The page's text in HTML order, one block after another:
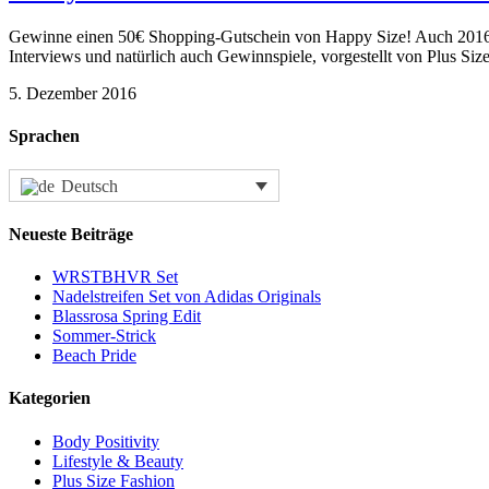
Gewinne einen 50€ Shopping-Gutschein von Happy Size! Auch
Interviews und natürlich auch Gewinnspiele, vorgestellt von Plus
5. Dezember 2016
Sprachen
Deutsch
Neueste Beiträge
WRSTBHVR Set
Nadelstreifen Set von Adidas Originals
Blassrosa Spring Edit
Sommer-Strick
Beach Pride
Kategorien
Body Positivity
Lifestyle & Beauty
Plus Size Fashion